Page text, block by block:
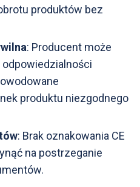
produktów bez
: Producent może
produktu niezgodnego
: Brak oznakowania CE
na postrzeganie